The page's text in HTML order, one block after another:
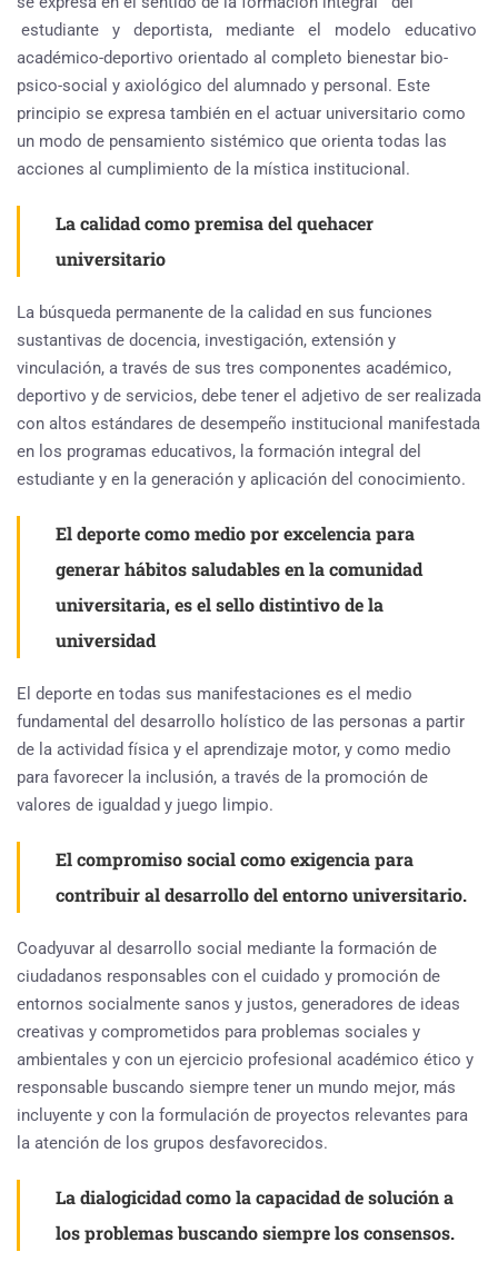
estudiante y deportista, mediante el modelo educativo
académico-deportivo orientado al completo bienestar bio-
psico-social y axiológico del alumnado y personal. Este
principio se expresa también en el actuar universitario como
un modo de pensamiento sistémico que orienta todas las
acciones al cumplimiento de la mística institucional.
La calidad como premisa del quehacer
universitario
La búsqueda permanente de la calidad en sus funciones
sustantivas de docencia, investigación, extensión y
vinculación, a través de sus tres componentes académico,
deportivo y de servicios, debe tener el adjetivo de ser realizada
con altos estándares de desempeño institucional manifestada
en los programas educativos, la formación integral del
estudiante y en la generación y aplicación del conocimiento.
El deporte como medio por excelencia para
generar hábitos saludables en la comunidad
universitaria, es el sello distintivo de la
universidad
El deporte en todas sus manifestaciones es el medio
fundamental del desarrollo holístico de las personas a partir
de la actividad física y el aprendizaje motor, y como medio
para favorecer la inclusión, a través de la promoción de
valores de igualdad y juego limpio.
El compromiso social como exigencia para
contribuir al desarrollo del entorno universitario.
Coadyuvar al desarrollo social mediante la formación de
ciudadanos responsables con el cuidado y promoción de
entornos socialmente sanos y justos, generadores de ideas
creativas y comprometidos para problemas sociales y
ambientales y con un ejercicio profesional académico ético y
responsable buscando siempre tener un mundo mejor, más
incluyente y con la formulación de proyectos relevantes para
la atención de los grupos desfavorecidos.
La dialogicidad como la capacidad de solución a
los problemas buscando siempre los consensos.